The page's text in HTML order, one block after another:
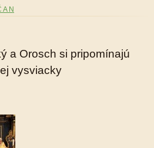
A N
a Orosch si pripomínajú
vysviacky